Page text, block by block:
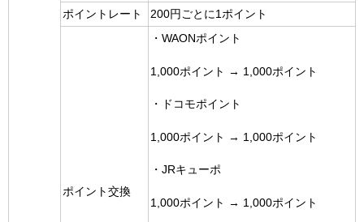
ポイントレート
200円ごとに1ポイント
ポイント交換
・WAONポイント
1,000ポイント → 1,000ポイント
・ドコモポイント
1,000ポイント → 1,000ポイント
・JRキューポ
1,000ポイント → 1,000ポイント